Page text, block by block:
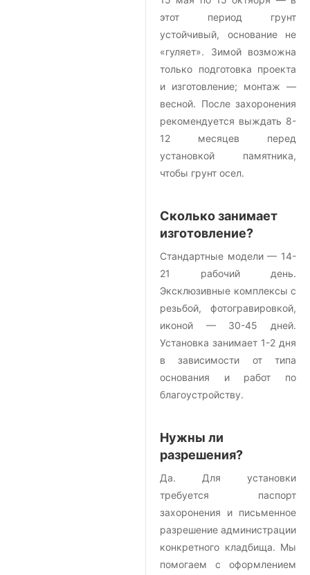
этот период грунт
устойчивый, основание не
«гуляет». Зимой возможна
только подготовка проекта
и изготовление; монтаж —
весной. После захоронения
рекомендуется выждать 8-
12 месяцев перед
установкой памятника,
чтобы грунт осел.
Сколько занимает
изготовление?
Стандартные модели — 14-
21 рабочий день.
Эксклюзивные комплексы с
резьбой, фотогравировкой,
иконой — 30-45 дней.
Установка занимает 1-2 дня
в зависимости от типа
основания и работ по
благоустройству.
Нужны ли
разрешения?
Да. Для установки
требуется паспорт
захоронения и письменное
разрешение администрации
конкретного кладбища. Мы
помогаем с оформлением